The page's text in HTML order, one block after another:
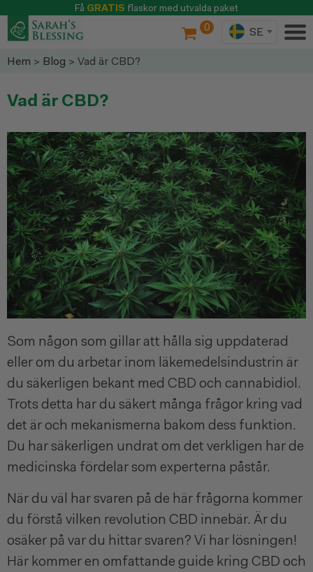
Få GRATIS flaskor med utvalda paket
SE
0
Hem > Blog > Vad är CBD?
Vad är CBD?
Som någon som gillar att hålla sig uppdaterad
eller om du arbetar inom läkemedelsindustrin är
du säkerligen bekant med CBD och cannabidiol.
Trots detta har du säkert många frågor kring vad
det är och mekanismerna bakom dess funktion.
Du har säkerligen undrat om det verkligen har de
medicinska fördelar som experterna påstår.
När du väl har svaren på de här frågorna kommer
du förstå vilken revolution CBD innebär. Är du
osäker på var du hittar svaren? Vi har lösningen!
Här kommer en omfattande guide kring CBD och